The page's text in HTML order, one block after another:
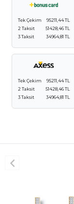
Tek Çekim
95211,44 TL
2 Taksit
51428,46 TL
3 Taksit
34964,81 TL
Tek Çekim
95211,44 TL
2 Taksit
51428,46 TL
3 Taksit
34964,81 TL